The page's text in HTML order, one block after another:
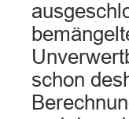
schon